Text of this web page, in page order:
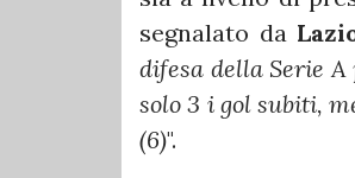
segnalato da
difesa della Serie
solo 3 i gol subiti,
(6)".